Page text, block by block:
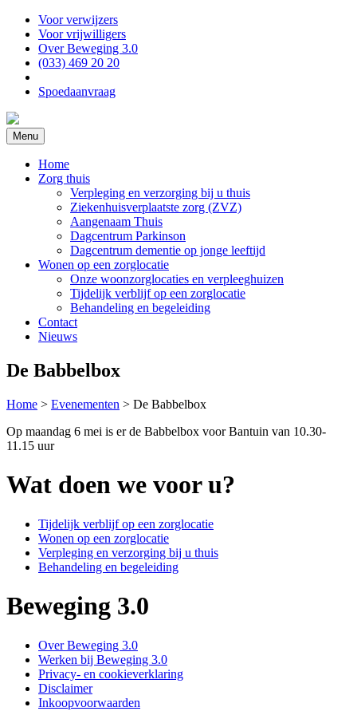
Voor verwijzers
Voor vrijwilligers
Over Beweging 3.0
(033) 469 20 20
Spoedaanvraag
Menu
Home
Zorg thuis
Verpleging en verzorging bij u thuis
Ziekenhuisverplaatste zorg (ZVZ)
Aangenaam Thuis
Dagcentrum Parkinson
Dagcentrum dementie op jonge leeftijd
Wonen op een zorglocatie
Onze woonzorglocaties en verpleeghuizen
Tijdelijk verblijf op een zorglocatie
Behandeling en begeleiding
Contact
Nieuws
De Babbelbox
Home > Evenementen > De Babbelbox
Op maandag 6 mei is er de Babbelbox voor Bantuin van 10.30-
11.15 uur
Wat doen we voor u?
Tijdelijk verblijf op een zorglocatie
Wonen op een zorglocatie
Verpleging en verzorging bij u thuis
Behandeling en begeleiding
Beweging 3.0
Over Beweging 3.0
Werken bij Beweging 3.0
Privacy- en cookieverklaring
Disclaimer
Inkoopvoorwaarden